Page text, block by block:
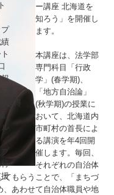
取得
ー講座 北海道を
知ろう」を開催し
ます。
本講座は、法学部
専門科目「行政
学」(春学期)、
「地方自治論」
(秋学期)の授業に
おいて、北海道内
市町村の首長によ
る講演を年4回開
催します。毎回、
それぞれの自治体
てもらうことで、「まちづ
、あわせて自治体職員や地